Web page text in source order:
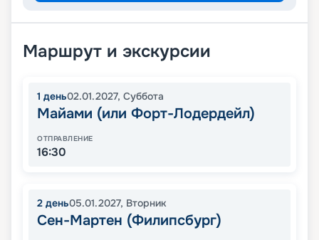
Маршрут и экскурсии
1 день02.01.2027, Суббота
Майами (или Форт-Лодердейл)
ОТПРАВЛЕНИЕ
16:30
2 день05.01.2027, Вторник
Сен-Мартен (Филипсбург)